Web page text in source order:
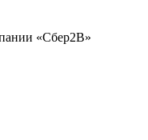
«Сбер2В»